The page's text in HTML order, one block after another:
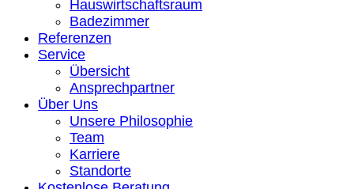
Hauswirtschaftsraum
Badezimmer
Referenzen
Service
Übersicht
Ansprechpartner
Über Uns
Unsere Philosophie
Team
Karriere
Standorte